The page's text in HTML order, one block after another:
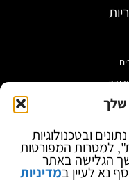
שלך
ובטכנולוגיות
למטרות המפורטות
הגלישה באתר
נא לעיין במדיניות
הלחמה
כח ומודדים
אופטי להגדלה